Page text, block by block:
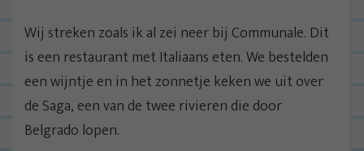
Wij streken zoals ik al zei neer bij Communale. Dit
is een restaurant met Italiaans eten. We bestelden
een wijntje en in het zonnetje keken we uit over
de Saga, een van de twee rivieren die door
Belgrado lopen.